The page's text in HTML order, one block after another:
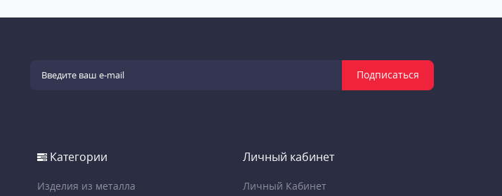
Подписаться
Категории
Изделия из металла
Личный кабинет
Личный Кабинет